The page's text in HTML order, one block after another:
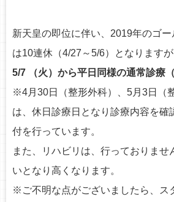
新天皇の即位に伴い、2019年のゴ
は10連休（4/27～5/6）となります
5/7 （火）から平日同様の通常診療
※4月30日（整形外科）、5月3日（
は、休日診療日となり診療内容を確
付を行っています。
また、リハビリは、行っておりませ
いとなり高くなります。
※ご不明な点がございましたら、ス